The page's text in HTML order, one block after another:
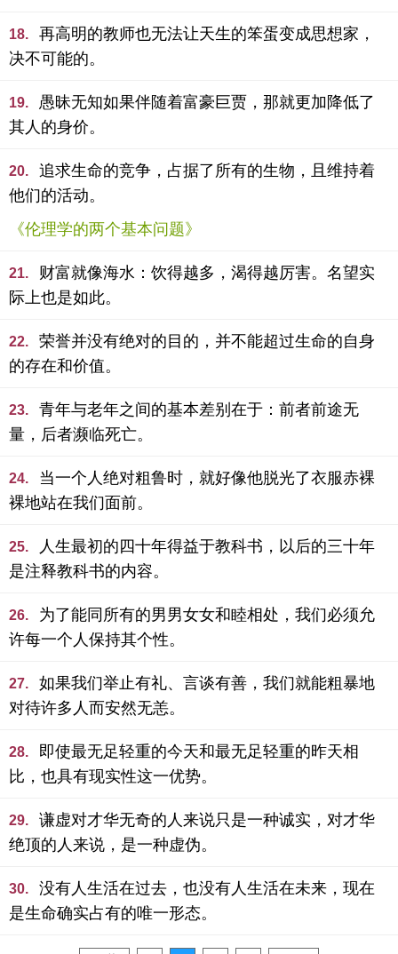
18.
再高明的教师也无法让天生的笨蛋变成思想家，
决不可能的。
19.
愚昧无知如果伴随着富豪巨贾，那就更加降低了
其人的身价。
20.
追求生命的竞争，占据了所有的生物，且维持着
他们的活动。
《伦理学的两个基本问题》
21.
财富就像海水：饮得越多，渴得越厉害。名望实
际上也是如此。
22.
荣誉并没有绝对的目的，并不能超过生命的自身
的存在和价值。
23.
青年与老年之间的基本差别在于：前者前途无
量，后者濒临死亡。
24.
当一个人绝对粗鲁时，就好像他脱光了衣服赤裸
裸地站在我们面前。
25.
人生最初的四十年得益于教科书，以后的三十年
是注释教科书的内容。
26.
为了能同所有的男男女女和睦相处，我们必须允
许每一个人保持其个性。
27.
如果我们举止有礼、言谈有善，我们就能粗暴地
对待许多人而安然无恙。
28.
即使最无足轻重的今天和最无足轻重的昨天相
比，也具有现实性这一优势。
29.
谦虚对才华无奇的人来说只是一种诚实，对才华
绝顶的人来说，是一种虚伪。
30.
没有人生活在过去，也没有人生活在未来，现在
是生命确实占有的唯一形态。